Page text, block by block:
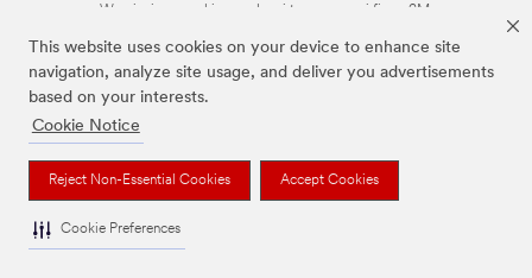
This website uses cookies on your device to enhance site
navigation, analyze site usage, and deliver you advertisements
based on your interests.
Cookie Notice
Reject Non-Essential Cookies Accept Cookies
Cookie Preferences
Wymienione marki są znakami towarowymi firmy 3M.